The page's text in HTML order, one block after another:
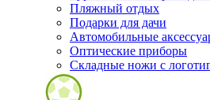
Пляжный отдых
Подарки для дачи
Автомобильные
Оптические приборы
Складные ножи с